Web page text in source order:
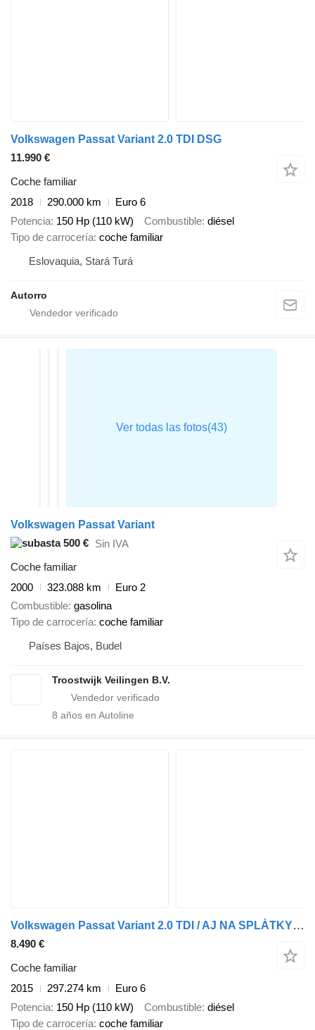
Volkswagen Passat Variant 2.0 TDI DSG
11.990 €
Coche familiar
2018
290.000 km
Euro 6
Potencia 150 Hp (110 kW) Combustible diésel
Tipo de carrocería coche familiar
Eslovaquia, Stará Turá
Autorro
Volkswagen Passat Variant
500 € Sin IVA
Coche familiar
2000
323.088 km
Euro 2
Combustible gasolina
Tipo de carrocería coche familiar
Países Bajos, Budel
Troostwijk Veilingen B.V.
8 años en Autoline
Volkswagen Passat Variant 2.0 TDI / AJ NA SPLÁTKY / PROTIHODNOTA /
8.490 €
Coche familiar
2015
297.274 km
Euro 6
Potencia 150 Hp (110 kW) Combustible diésel
Tipo de carrocería coche familiar